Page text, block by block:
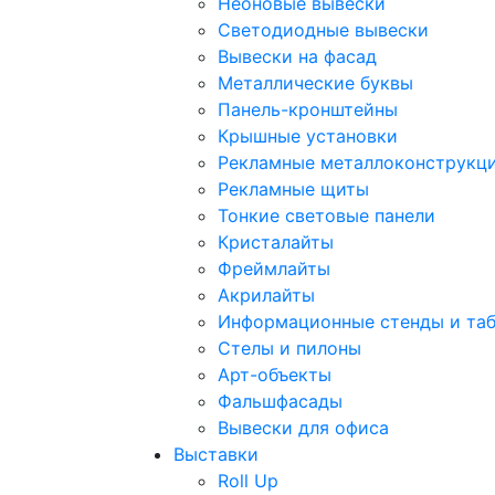
Светодиодные вывески
Вывески на фасад
Металлические буквы
Панель-кронштейны
Крышные установки
Рекламные
Рекламные щиты
Тонкие световые панели
Кристалайты
Фреймлайты
Акрилайты
Информационные стенды и
Стелы и пилоны
Арт-объекты
Фальшфасады
Вывески для офиса
Выставки
Roll Up